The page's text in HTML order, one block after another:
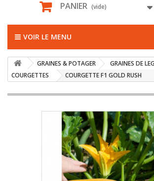
PANIER (vide)
VOIR LE MENU
GRAINES & POTAGER
GRAINES DE
COURGETTES
COURGETTE F1 GOLD RUSH